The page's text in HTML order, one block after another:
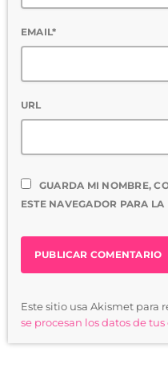
EMAIL*
URL
GUARDA MI NOMBRE,
ESTE NAVEGADOR PARA
Este sitio usa Akismet para
se procesan los datos de